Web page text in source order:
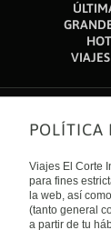
Sobre
Quiénes
Financiación
Turismo
Tarjeta El
Enlaces
Guías de
POLÍTICA
Viajes El Corte
para fines
la web, así
(tanto general
a partir de tu